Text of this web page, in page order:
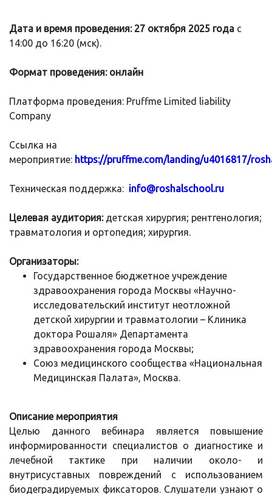
Дата и время проведения: 27 октября 2025 года с
14:00 до 16:20 (мск).
Формат проведения: онлайн
Платформа проведения: Pruffme Limited liability
Company
Ссылка на
мероприятие: https://pruffme.com/landing/u4016817/
Техническая поддержка: info@roshalschool.ru
Целевая аудитория: детская хирургия; рентгенология;
травматология и ортопедия; хирургия.
Организаторы:
Государственное бюджетное учреждение
здравоохранения города Москвы «Научно-
исследовательский институт неотложной
детской хирургии и травматологии – Клиника
доктора Рошаля» Департамента
здравоохранения города Москвы;
Союз медицинского сообщества «Национальная
Медицинская Палата», Москва.
Описание мероприятия
Целью данного вебинара является повышение
информированности специалистов о диагностике и
лечебной тактике при наличии около- и
внутрисуставных повреждений с использованием
биодеградируемых фиксаторов. Слушатели узнают о